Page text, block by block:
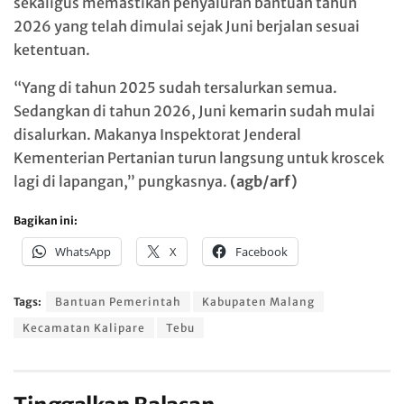
2026 yang telah dimulai sejak Juni berjalan sesuai
ketentuan.
“Yang di tahun 2025 sudah tersalurkan semua.
Sedangkan di tahun 2026, Juni kemarin sudah mulai
disalurkan. Makanya Inspektorat Jenderal
Kementerian Pertanian turun langsung untuk kroscek
lagi di lapangan,” pungkasnya. (agb/arf)
Bagikan ini:
WhatsApp X Facebook
Tags: Bantuan Pemerintah
Kabupaten Malang
Kecamatan Kalipare
Tebu